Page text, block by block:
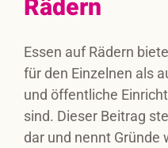
Rädern
Essen auf Rädern
für den Einzelnen als
und öffentliche
sind. Dieser Beitrag
dar und nennt Gründe